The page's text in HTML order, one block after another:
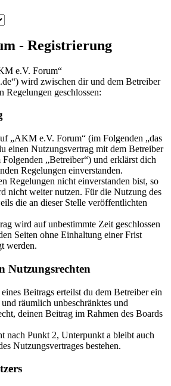
- Registrierung
e.V. Forum“
wird zwischen dir und dem Betreiber
Regelungen geschlossen:
„AKM e.V. Forum“ (im Folgenden „das
einen Nutzungsvertrag mit dem Betreiber
Folgenden „Betreiber“) und erklärst dich
Regelungen einverstanden.
Regelungen nicht einverstanden bist, so
nicht weiter nutzen. Für die Nutzung des
die an dieser Stelle veröffentlichten
wird auf unbestimmte Zeit geschlossen
Seiten ohne Einhaltung einer Frist
werden.
Nutzungsrechten
Beitrags erteilst du dem Betreiber ein
räumlich unbeschränktes und
deinen Beitrag im Rahmen des Boards
nach Punkt 2, Unterpunkt a bleibt auch
Nutzungsvertrages bestehen.